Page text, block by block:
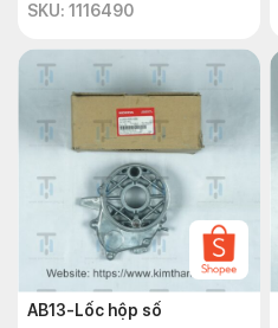
SKU: 1116490
AB13-Lốc hộp số